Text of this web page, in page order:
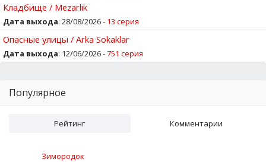
Кладбище / Mezarlik
Дата выхода: 28/08/2026 - 13 серия
Опасные улицы / Arka Sokaklar
Дата выхода: 12/06/2026 -751 серия
Популярное
Рейтинг Комментарии
Зимородок